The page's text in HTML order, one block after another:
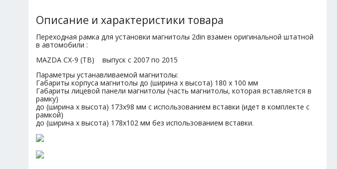
Описание и характеристики товара
Переходная рамка для установки магнитолы 2din взамен оригинальной штатной
в автомобили :
MAZDA CX-9 (TB) выпуск с 2007 по 2015
Параметры устанавливаемой магнитолы:
Габариты корпуса магнитолы до (ширина х высота) 180 х 100 мм
Габариты лицевой панели магнитолы (часть магнитолы, которая вставляется в
рамку)
до (ширина х высота) 173х98 мм с использованием вставки (идет в комплекте с
рамкой)
до (ширина х высота) 178х102 мм без использованием вставки.